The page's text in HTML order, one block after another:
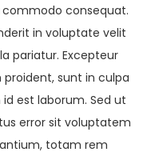
commodo consequat.
in voluptate velit
pariatur. Excepteur
sunt in culpa
est laborum. Sed ut
error sit voluptatem
totam rem